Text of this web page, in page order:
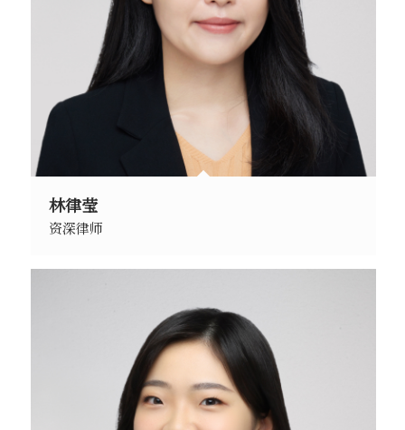
林律莹
资深律师